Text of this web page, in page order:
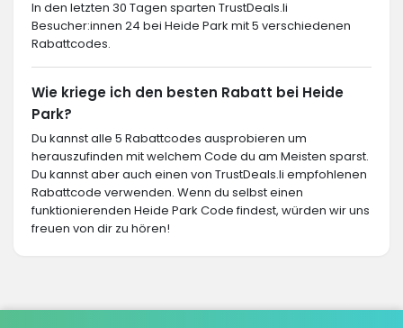
In den letzten 30 Tagen sparten TrustDeals.li
Besucher:innen 24 bei Heide Park mit 5 verschiedenen
Rabattcodes.
Wie kriege ich den besten Rabatt bei Heide
Park?
Du kannst alle 5 Rabattcodes ausprobieren um
herauszufinden mit welchem Code du am Meisten sparst.
Du kannst aber auch einen von TrustDeals.li empfohlenen
Rabattcode verwenden. Wenn du selbst einen
funktionierenden Heide Park Code findest, würden wir uns
freuen von dir zu hören!